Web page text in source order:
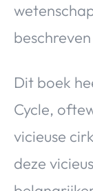
Dit boek
Cycle,
vicieuse
deze